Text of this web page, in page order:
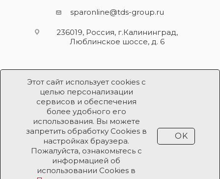
Этот сайт использует cookies с
целью персонализации
сервисов и обеспечения
более удобного его
использования. Вы можете
запретить обработку Cookies в
настройках браузера.
Пожалуйста, ознакомьтесь с
информацией об
использовании Cookies в
OK
sparonline@tds-group.ru
236019, Россия, г.Калининград,
Люблинское шоссе, д. 6
Разработка и поддержка
Продвижение проекта ООО «Робот Икс»
Все права защищены ООО «Робот Икс» 2026 ©